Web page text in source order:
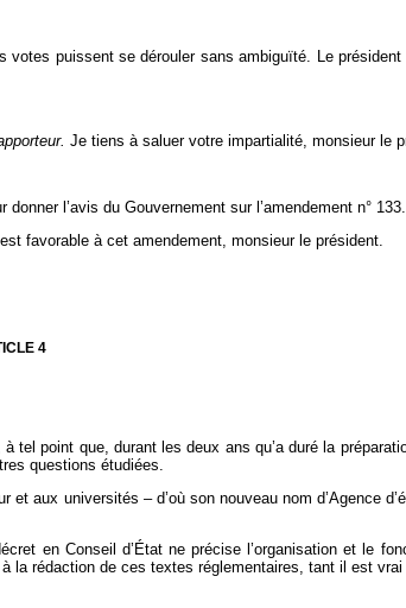
puissent se dérouler sans ambiguïté. Le
Je tiens à saluer votre impartialité, monsieur le
l’avis du Gouvernement sur l’amendement n° 133.
favorable à cet amendement, monsieur le président.
4
tel point que, durant les deux ans qu’a duré la
questions étudiées.
aux universités – d’où son nouveau nom d’Agence
en Conseil d’État ne précise l’organisation et le
rédaction de ces textes réglementaires, tant il est vrai